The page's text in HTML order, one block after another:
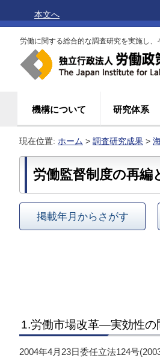
本文へ
労働に関する総合的な調査研究を実施し、
機構について 研究体系
現在位置: ホーム > 調査研究成果 >
労働監督制度の再編
掲載年月からさがす
1.労働市場改革―実効性の
2004年4月23日委任立法124号